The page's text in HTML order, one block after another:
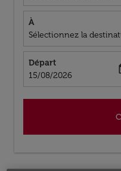
À
Sélectionnez la
Départ
fc-booking-departure-
15/08/2026